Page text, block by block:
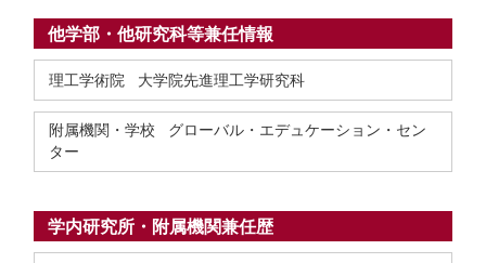
他学部・他研究科等兼任情報
理工学術院 大学院先進理工学研究科
附属機関・学校 グローバル・エデュケーション・セン
ター
学内研究所・附属機関兼任歴